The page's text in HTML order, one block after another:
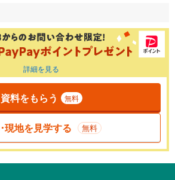
詳細を見る
資料をもらう 無料
現地を見学する 無料